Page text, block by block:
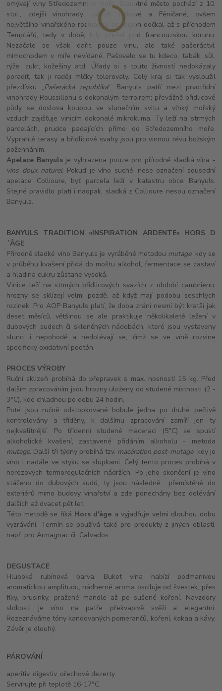
omývají vlny Středozemního moře. Samotné město pochází z 10.
stol., zdejší vinohrady založili Řekové a Féničané, ovšem
největšího vinařského rozmachu se region dočkal až s příchodem
Templářů, tedy v době, kdy přešel pod francouzskou korunu.
Nezačalo se však dařit pouze vínu, ale také pašeráctví,
mimochodem v míře nevídané. Pašovalo se tu kdeco, tabák, sůl,
rýže, cukr, kožešiny atd. Úřady si s touto živností nedokázaly
poradit, tak ji raději mlčky tolerovaly. Celý kraj si tak vysloužil
přezdívku „Pašerácká republika“. Banyuls patří mezi prvotřídní
vinohrady Roussillonu s dokonalým terroirem; převážně břidlicové
půdy se doslova koupou ve slunečním svitu a vlhký mořský
vzduch zajišťuje vinicím dokonalé mikroklima. Ty leží na strmých
parcelách, prudce padajících přímo do Středozemního moře.
Vyprahlé terasy a břidlicové svahy jsou pro vinnou révu božským
požehnáním.
Apelace Banyulsje vyhrazena pouze pro přírodně sladká vína -
vins doux naturel. Pokud je víno suché, nese označení sousední
apelace Collioure, byť parcela leží v katastru obce Banyuls.
Stejné pravidlo platí i naopak, sladká z Collioure nesou označení
Banyuls.
BANYULS TRADITION «INSPIRATION ARDENTE» HORS D
´ÂGE
Přírodně sladké víno Banyuls je vyráběné metodou mutage, kdy se
v průběhu kvašení přidá do moštu alkohol, fermentace se zastaví
a hladina cukru zůstane vysoká.
Vinice leží na strmých břidlicových svazích z období cambrienu,
hrozny se sklízejí velmi pozdě, až když mají podobu seschlých
rozinek. Pro AOP Banyuls platí, že doba zrání nesmí být kratší jak
deset měsíců, většinou se ale praktikuje několikaleté ležení v
dubových sudech či skleněných nádobách, které jsou vystaveny
slunci i nepohodě a nedolévají se, čímž se ve víně rozvine
specifický oxidativní podtón.
PROCES VÝROBY
Ruční sklizeň probíhá do přepravek s max. nosností 15 kg. Před
dalším zpracováním jsou hrozny uloženy do studené místnosti (2 -
3°C), kde chladnou po dobu 24 hodin.
Poté jsou ručně odstopkované bobule jedna po druhé pečlivě
kontrolovány a tříděny, k dalšímu zpracování zamíří jen ty
nejkvalitnější. Po třídenní studené maceraci (5°C) se spustí
alkoholické kvašení, zastavené přidáním alkoholu - metoda
mutage. Další tři týdny probíhá tzv. macération post-mutage, kdy je
víno i nadále ve styku se slupkami. Celý tento proces probíhá v
nerezových termoregulačních nádržích. Po jeho skončení je víno
stáčeno do dubových sudů, ty jsou následně přemístěné do
exteriérů mimo budovy vinařství a zde ponechány bez dolévání
dalších až dvacet pět let.
Této metodě se říká Hors d'âge a vyjadřuje velmi dlouhou dobu
vyzrávání. Termín se používá také pro produkty z jiných oblastí,
např. pro Armagnac či Calvados.
DEGUSTACE
Hluboká rubínová barva. Buket vína nabízí podmanivou
aromatickou amplitudu; nádherné aroma osciluje od švestek, přes
fíky, brusinky, pražené mandle až po sušené koření. Navzdory
sldkosti je víno na patře překvapivě svěží a elegantní.
Rozeznáváme tóny kandovaných pomerančů, koření, kakaa a kávy.
Závěr je dlouhý.
PÁROVÁNÍ
aperitiv, digestiv, ořechové dezerty
Servírujte při teplotě 16-17°C.